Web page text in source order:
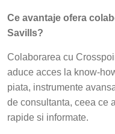
Ce avantaje ofera
Savills?
Colaborarea cu
aduce acces la know-
piata, instrumente
de consultanta, ceea ce
rapide si informate.